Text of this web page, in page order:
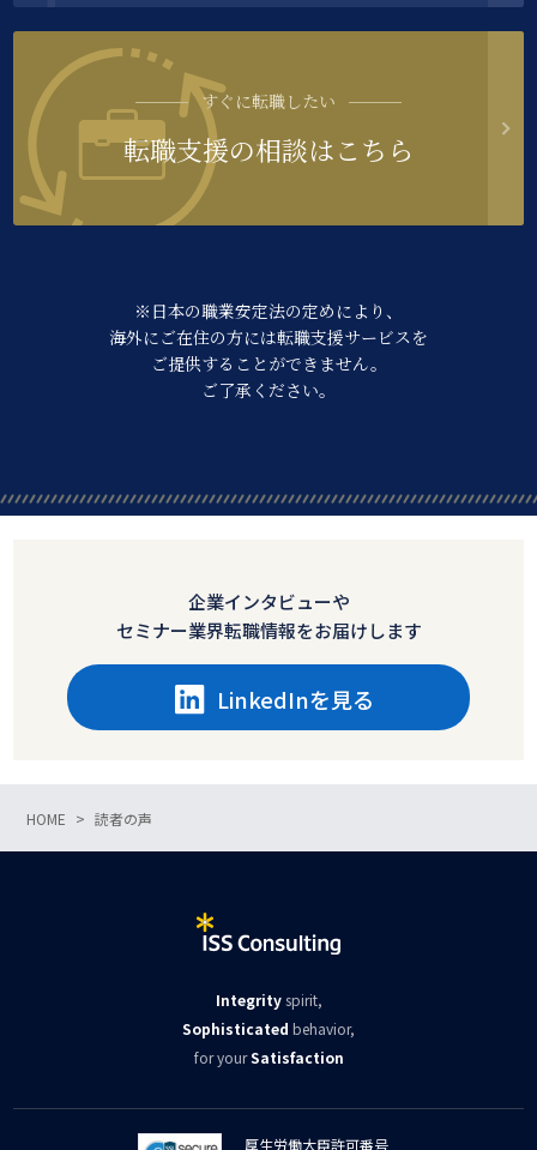
すぐに転職したい
転職支援の相談はこちら
※日本の職業安定法の定めにより、
海外にご在住の方には転職支援サービスを
ご提供することができません。
ご了承ください。
企業インタビューや
セミナー業界転職情報をお届けします
LinkedInを見る
HOME 読者の声
Integrityspirit,
Sophisticated behavior,
for yourSatisfaction
厚生労働大臣許可番号